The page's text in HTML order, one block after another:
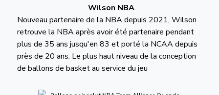
Wilson NBA
Nouveau partenaire de la NBA depuis 2021, Wilson
retrouve la NBA après avoir été partenaire pendant
plus de 35 ans jusqu'en 83 et porté la NCAA depuis
près de 20 ans. Le plus haut niveau de la conception
de ballons de basket au service du jeu